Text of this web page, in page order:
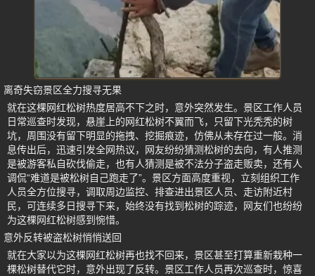
离奇失窃景区全力搜寻无果
就在这棵网红松树热度居高不下之时，意外突然发生。景区工作人员
日常巡查时发现，悬崖上的网红松树不翼而飞，只留下光秃秃的树
坑，周围没有留下明显的拖拽、挖掘痕迹，仿佛从未存在过一般。消
息传出后，迅速引发全网热议，网友纷纷猜测松树的去向，有人推测
是被游客私自砍伐偷走，也有人猜测是被不法分子盗走贩卖，还有人
调侃“难道是被松树自己跑走了”。景区方面高度重视，立刻组织工作
人员全方位搜寻，调取周边监控、排查进出景区人员、走访附近村
民，可连续多日搜寻下来，始终没有找到松树的踪迹，网友们也纷纷
为这棵网红松树感到惋惜。
意外反转被盗松树悄悄送回
就在大家以为这棵网红松树再也找不回来，景区甚至打算重新栽种一
棵松树替代它时，意外出现了反转。景区工作人员再次巡查时，惊喜